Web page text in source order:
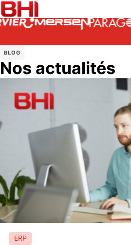
BLOG
Nos actualités
ERP